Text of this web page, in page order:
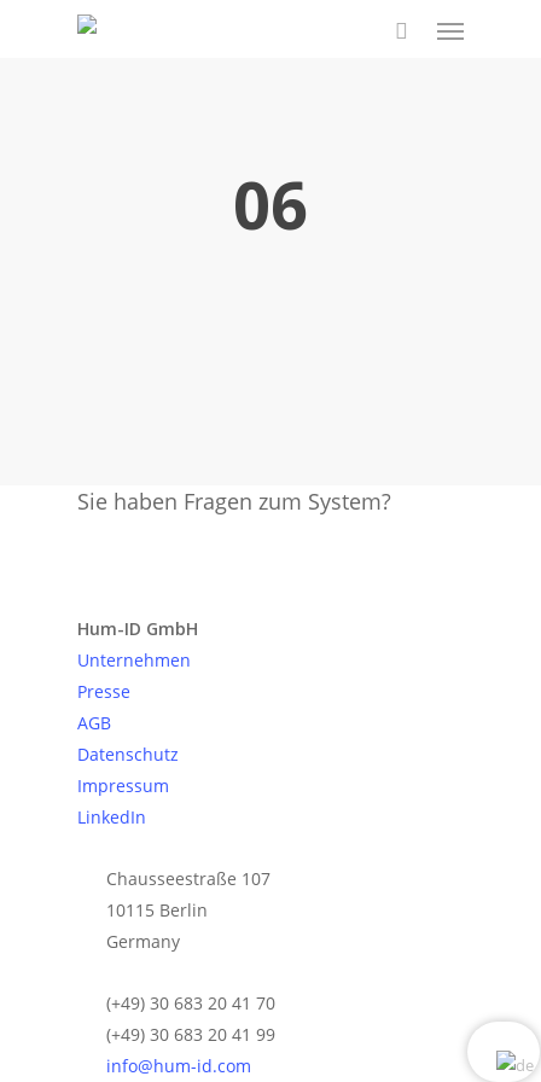
Menu
06
Sie haben Fragen zum System?
Hum-ID GmbH
Unternehmen
Presse
AGB
Datenschutz
Impressum
LinkedIn
Chausseestraße 107
10115 Berlin
Germany
(+49) 30 683 20 41 70
(+49) 30 683 20 41 99
info@hum-id.com